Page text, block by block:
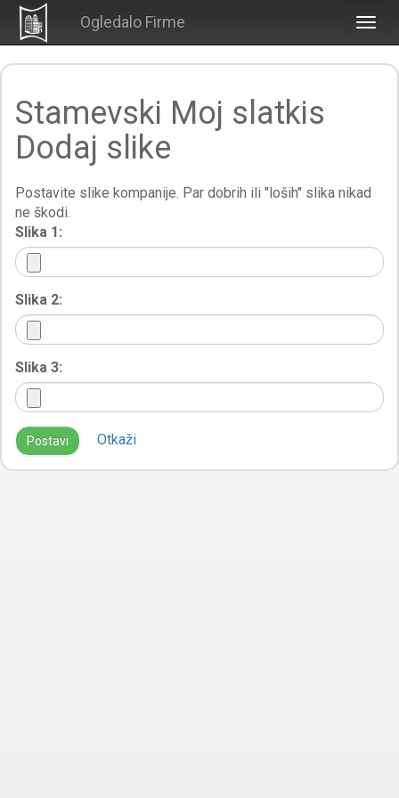
Ogledalo Firme
Stamevski Moj slatkis
Dodaj slike
Postavite slike kompanije. Par dobrih ili "loših" slika nikad
ne škodi.
Slika 1:
Slika 2:
Slika 3:
Postavi Otkaži